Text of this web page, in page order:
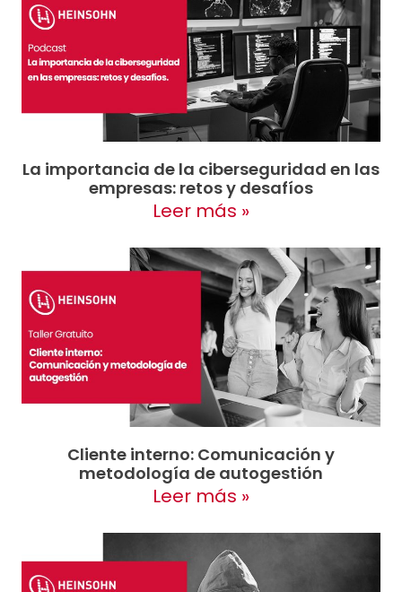
La importancia de la ciberseguridad en las
empresas: retos y desafíos
Leer más »
Cliente interno: Comunicación y
metodología de autogestión
Leer más »